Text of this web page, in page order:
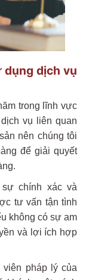
dụng dịch vụ
trong lĩnh vực
vụ liên quan
nên chúng tôi
để giải quyết
chính xác và
tư vấn tận tình
không có sự am
và lợi ích hợp
pháp lý của